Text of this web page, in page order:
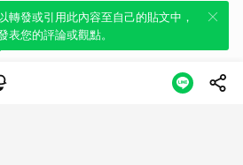
一鍵引用此內容，透過發布貼
達個人立場。
轉發或引用此內容至自己的貼文中，
表您的評論或觀點。